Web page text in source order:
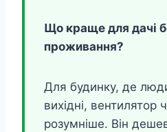
Що краще для дачі
проживання?
Для будинку, де
вихідні, вентилятор
розумніше. Він